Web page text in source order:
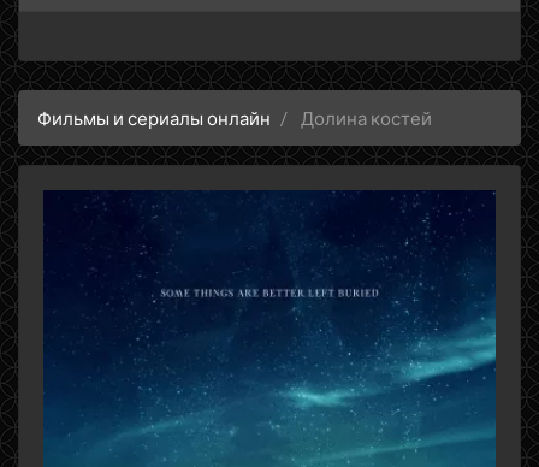
Фильмы и сериалы онлайн Долина костей